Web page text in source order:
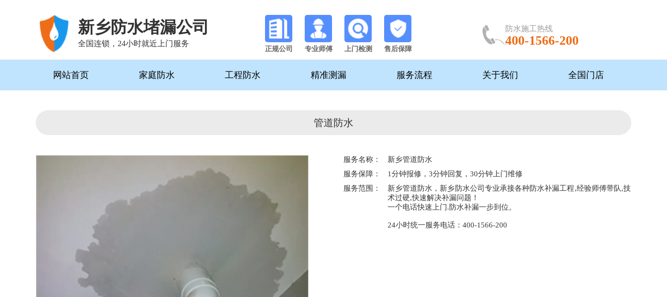
新乡防水堵漏公司
全国连锁，24小时就近上门服务
正规公司 专业师傅 上门检测 售后保障
防水施工热线
400-1566-200
网站首页 家庭防水 工程防水 精准测漏 服务流程 关于我们 全国门店
管道防水
服务名称：
新乡管道防水
服务保障：
1分钟报修，3分钟回复，30分钟上门维修
服务范围：
新乡管道防水，新乡防水公司专业承接各种防水补漏工程,经验师傅带队,技
术过硬,快速解决补漏问题！
一个电话快速上门.防水补漏一步到位。
24小时统一服务电话：400-1566-200